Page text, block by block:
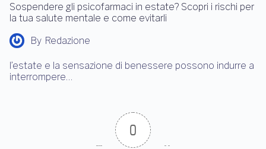
Sospendere gli psicofarmaci in estate? Scopri i rischi per
la tua salute mentale e come evitarli
By Redazione
l’estate e la sensazione di benessere possono indurre a
interrompere…
0